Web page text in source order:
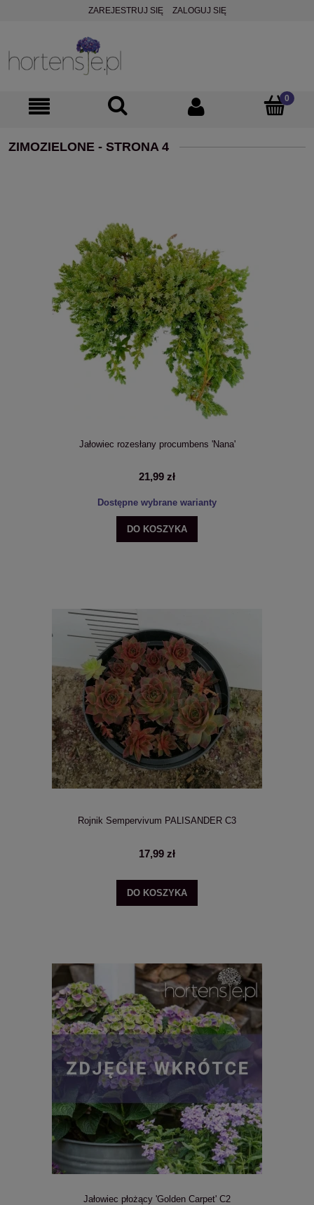
ZAREJESTRUJ SIĘ ZALOGUJ SIĘ
ZIMOZIELONE - STRONA 4
Jałowiec rozesłany procumbens 'Nana'
21,99 zł
Dostępne wybrane warianty
DO KOSZYKA
Rojnik Sempervivum PALISANDER C3
17,99 zł
DO KOSZYKA
Jałowiec płożący 'Golden Carpet' C2